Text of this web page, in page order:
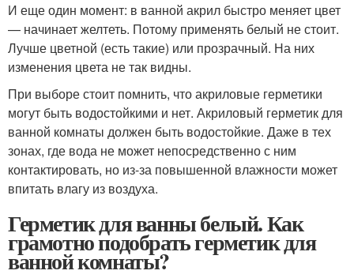
И еще один момент: в ванной акрил быстро меняет цвет
— начинает желтеть. Потому применять белый не стоит.
Лучше цветной (есть такие) или прозрачный. На них
изменения цвета не так видны.
При выборе стоит помнить, что акриловые герметики
могут быть водостойкими и нет. Акриловый герметик для
ванной комнаты должен быть водостойкие. Даже в тех
зонах, где вода не может непосредственно с ним
контактировать, но из-за повышенной влажности может
впитать влагу из воздуха.
Герметик для ванны белый. Как
грамотно подобрать герметик для
ванной комнаты?